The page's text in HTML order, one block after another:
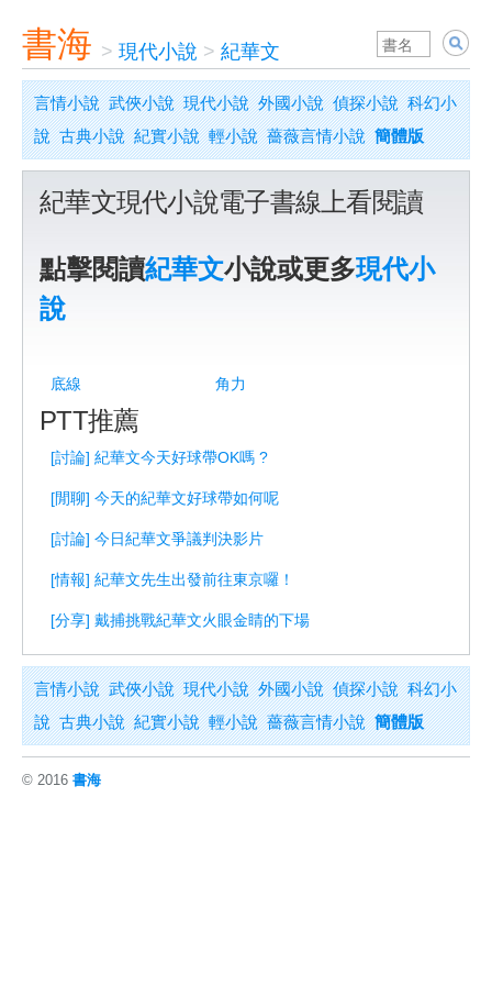
書海 > 現代小說 > 紀華文
言情小說 武俠小說 現代小說 外國小說 偵探小說 科幻小
說 古典小說 紀實小說 輕小說 薔薇言情小說 簡體版
紀華文現代小說電子書線上看閱讀
點擊閱讀紀華文小說或更多現代小
說
底線 角力
PTT推薦
[討論] 紀華文今天好球帶OK嗎 ?
[閒聊] 今天的紀華文好球帶如何呢
[討論] 今日紀華文爭議判決影片
[情報] 紀華文先生出發前往東京囉！
[分享] 戴捕挑戰紀華文火眼金睛的下場
言情小說 武俠小說 現代小說 外國小說 偵探小說 科幻小
說 古典小說 紀實小說 輕小說 薔薇言情小說 簡體版
© 2016 書海